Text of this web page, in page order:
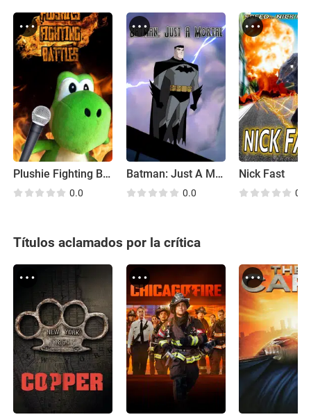
Plushie Fighting Battles
0.0
Batman: Just A Mortal
0.0
Nick Fast
0.0
Títulos aclamados por la crítica